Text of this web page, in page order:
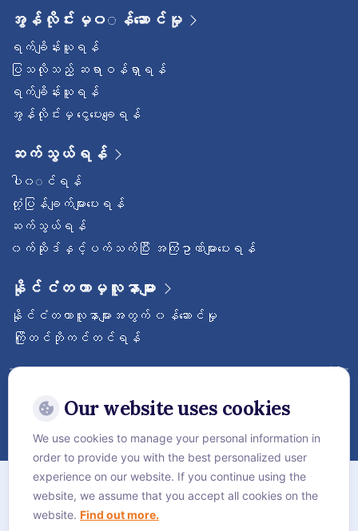
အွန်လိုင်းမှ၀◌န်ဆောင်မှု
ရက်ချိန်းယူရန်
ပြသလိုသည့် ဆရာဝန်ရှာရန်
ရက်ချိန်းယူရန်
အွန်လိုင်းမှ ငွေပေးချေရန်
ဆက်သွယ်ရန်
ပါ၀◌င်ရန်
တုံ့ပြန်ချက်များပေးရန်
ဆက်သွယ်ရန်
၀က်ဆိုဒ်နှင့်ပက်သက်ပြီး အကြံဥာဏ်များပေးရန်
နိုင်ငံတကာမှလူနာများ
နိုင်ငံတကာလူနာများအတွက် ၀န်ဆောင်မှု
ကြိုတင်ဘိုကင်တင်ရန်
ဝေ့ဌာနီနိုင်ငံတကာဆေးရုံကြီးကို follow လုပ်
ထားပါ
အကြောင်း
လုံခြုံရေးဆိုင်ရာ စည်းမျဥ်းစည်းကမ်းများ
Our website uses cookies
We use cookies to manage your personal information in
order to provide you with the best personalized user
experience on our website. If you continue using the
website, we assume that you accept all cookies on the
website. Find out more.